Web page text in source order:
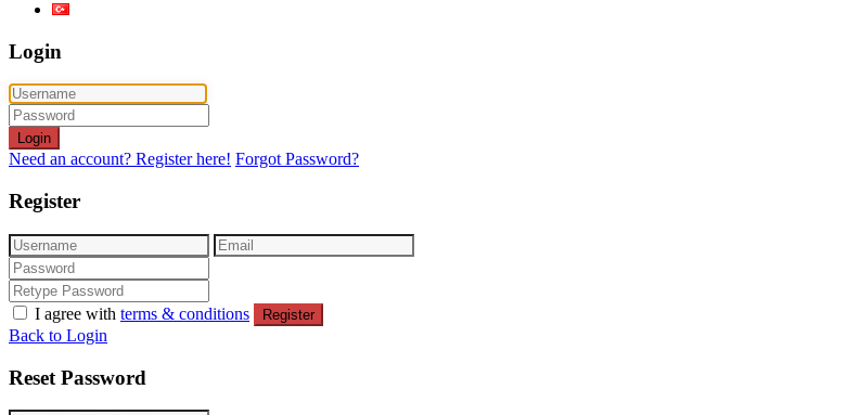
Login
Login
Need an account? Register here! Forgot Password?
Register
I agree with terms & conditions Register
Back to Login
Reset Password